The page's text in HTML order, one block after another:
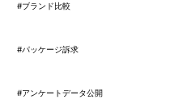
#ブランド比較
#パッケージ訴求
#アンケートデータ公開